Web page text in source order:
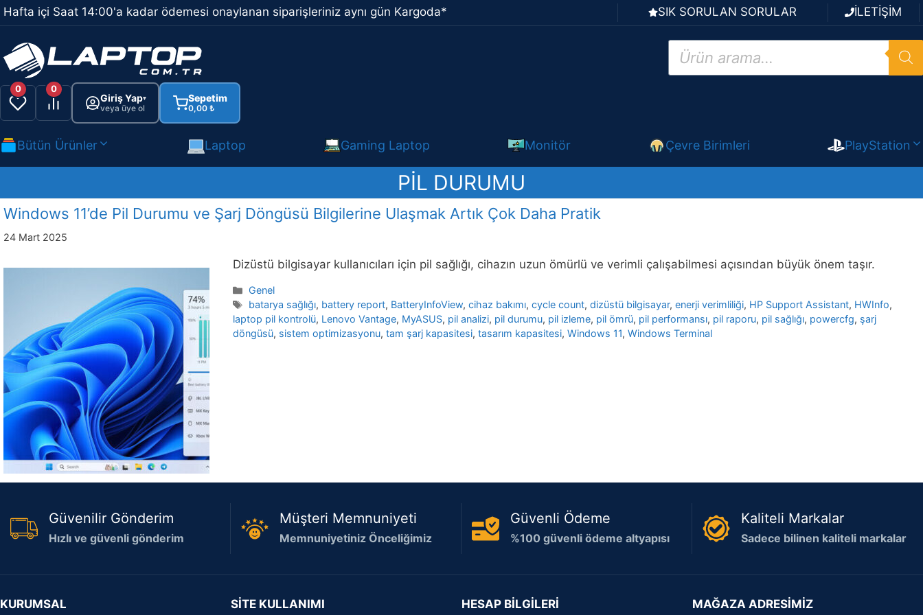
İçeriğe
atla
Hafta içi Saat 14:00'a kadar ödemesi onaylanan siparişleriniz aynı gün Kargoda* SIK SORULAN SORULAR İLETİŞİM
Products
search
0 0
Giriş Yap▾
veya üye ol
Sepetim
0,00 ₺
Bütün Ürünler Laptop Gaming Laptop Monitör Çevre Birimleri PlayStation
PIL DURUMU
Windows 11’de Pil Durumu ve Şarj Döngüsü Bilgilerine Ulaşmak Artık Çok Daha Pratik
24 Mart 2025
Dizüstü bilgisayar kullanıcıları için pil sağlığı, cihazın uzun ömürlü ve verimli çalışabilmesi açısından büyük önem taşır.
Kategoriler
Genel
Etiketler
batarya sağlığı, battery report, BatteryInfoView,cihaz bakımı,cycle count,dizüstü bilgisayar,enerji verimliliği, HP Support Assistant, HWInfo,
laptop pil kontrolü, Lenovo Vantage, MyASUS, pil analizi, pil durumu, pil izleme, pil ömrü, pil performansı, pil raporu, pil sağlığı, powercfg, şarj
döngüsü, sistem optimizasyonu, tam şarj kapasitesi, tasarım kapasitesi, Windows 11, Windows Terminal
Güvenilir Gönderim
Hızlı ve güvenli gönderim
Müşteri Memnuniyeti
Memnuniyetiniz Önceliğimiz
Güvenli Ödeme
%100 güvenli ödeme altyapısı
Kaliteli Markalar
Sadece bilinen kaliteli markalar
KURUMSAL SİTE KULLANIMI HESAP BİLGİLERİ MAĞAZA ADRESİMİZ